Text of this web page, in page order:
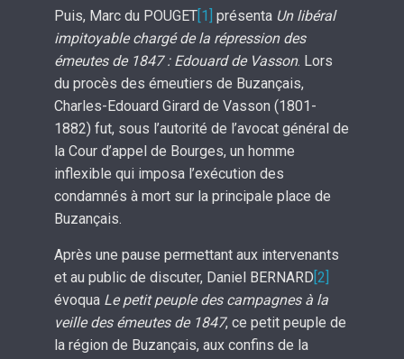
Puis, Marc du POUGET [1] présenta Un libéral
impitoyable chargé de la répression des
émeutes de 1847 : Edouard de Vasson. Lors
du procès des émeutiers de Buzançais,
Charles-Edouard Girard de Vasson (1801-
1882) fut, sous l’autorité de l’avocat général de
la Cour d’appel de Bourges, un homme
inflexible qui imposa l’exécution des
condamnés à mort sur la principale place de
Buzançais.
Après une pause permettant aux intervenants
et au public de discuter, Daniel BERNARD [2]
évoqua Le petit peuple des campagnes à la
veille des émeutes de 1847, ce petit peuple de
la région de Buzançais, aux confins de la